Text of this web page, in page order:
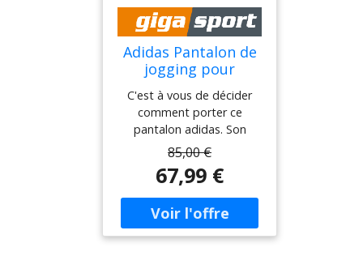
Adidas Pantalon de
jogging pour
hommes Z.N.W. WV
PT BV bleu marine
XL
C'est à vous de décider
comment porter ce
pantalon adidas. Son
design minimaliste avec le
petit logo à 3 bandes
s'accorde avec tout ce que
votre garde-robe a à offrir.
Portez-le avec un t-shirt
pour un look décontracté
85,00 €
67,99 €